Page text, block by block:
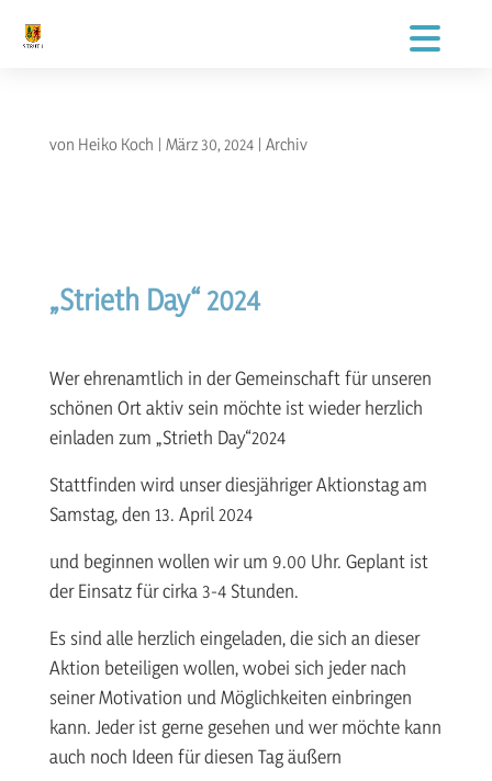
von Heiko Koch | März 30, 2024| Archiv
„Strieth Day“ 2024
Wer ehrenamtlich in der Gemeinschaft für unseren
schönen Ort aktiv sein möchte ist wieder herzlich
einladen zum „Strieth Day“2024
Stattfinden wird unser diesjähriger Aktionstag am
Samstag, den 13. April 2024
und beginnen wollen wir um 9.00 Uhr. Geplant ist
der Einsatz für cirka 3-4 Stunden.
Es sind alle herzlich eingeladen, die sich an dieser
Aktion beteiligen wollen, wobei sich jeder nach
seiner Motivation und Möglichkeiten einbringen
kann. Jeder ist gerne gesehen und wer möchte kann
auch noch Ideen für diesen Tag äußern